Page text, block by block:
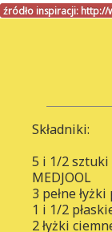
źródło inspiracji: http://
Składniki:
5 i 1/2 sztuki
MEDJOOL
3 pełne
1 i 1/2
2 łyżki